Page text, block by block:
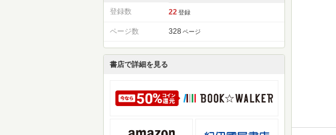
登録数 22 登録
ページ数 328 ページ
書店で詳細を見る